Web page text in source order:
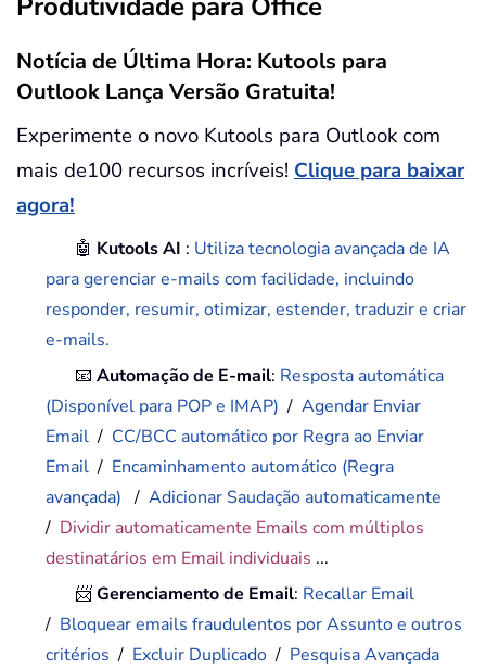
Notícia de Última Hora: Kutools para
Outlook Lança Versão Gratuita!
Experimente o novo Kutools para Outlook com
mais de100 recursos incríveis! Clique para baixar
agora!
🤖 Kutools AI : Utiliza tecnologia avançada de IA
para gerenciar e-mails com facilidade, incluindo
responder, resumir, otimizar, estender, traduzir e criar
e-mails.
📧Automação de E-mail: Resposta automática
(Disponível para POP e IMAP) /Agendar Enviar
Email / CC/BCC automático por Regra ao Enviar
Email / Encaminhamento automático (Regra
avançada) /Adicionar Saudação automaticamente
/ Dividir automaticamente Emails com múltiplos
destinatários em Email individuais ...
📨Gerenciamento de Email: Recallar Email
/ Bloquear emails fraudulentos por Assunto e outros
critérios / Excluir Duplicado / Pesquisa Avançada